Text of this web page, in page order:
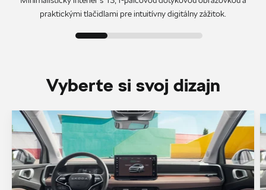
praktickými tlačidlami pre intuitívny digitálny zážitok.
Vyberte si svoj dizajn